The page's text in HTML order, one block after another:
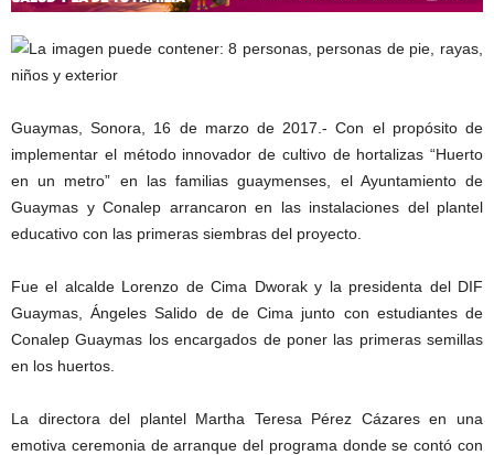
Guaymas, Sonora, 16 de marzo de 2017.- Con el propósito de
implementar el método innovador de cultivo de hortalizas “Huerto
en un metro” en las familias guaymenses, el Ayuntamiento de
Guaymas y Conalep arrancaron en las instalaciones del plantel
educativo con las primeras siembras del proyecto.
Fue el alcalde Lorenzo de Cima Dworak y la presidenta del DIF
Guaymas, Ángeles Salido de de Cima junto con estudiantes de
Conalep Guaymas los encargados de poner las primeras semillas
en los huertos.
La directora del plantel Martha Teresa Pérez Cázares en una
emotiva ceremonia de arranque del programa donde se contó con